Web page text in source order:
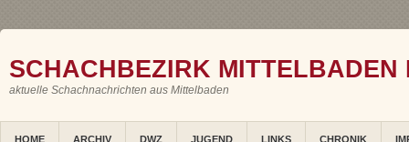
SCHACHBEZIRK MITTELBADEN
aktuelle Schachnachrichten aus Mittelbaden
HOME ARCHIV DWZ JUGEND LINKS CHRONIK